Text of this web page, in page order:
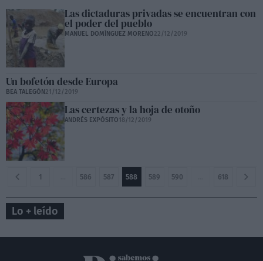
Las dictaduras privadas se encuentran con
el poder del pueblo
MANUEL DOMÍNGUEZ MORENO22/12/2019
Un bofetón desde Europa
BEA TALEGÓN21/12/2019
Las certezas y la hoja de otoño
ANDRÉS EXPÓSITO18/12/2019
1 586 587 588 589 590 618
Lo + leído